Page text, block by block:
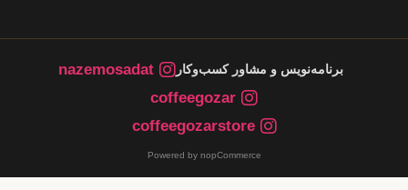
برنامه‌نویس و مشاور کسب‌وکار
nazemosadat
coffeegozar
coffeegozarstore
Powered by nopCommerce